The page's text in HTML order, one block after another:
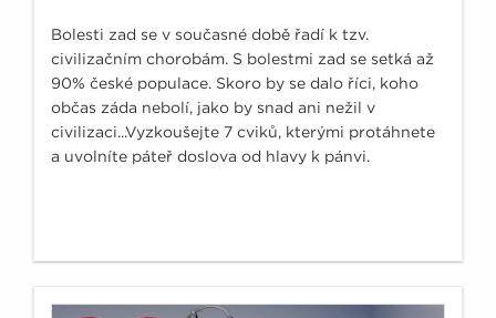
Bolesti zad se v současné době řadí k tzv.
civilizačním chorobám. S bolestmi zad se setká až
90% české populace. Skoro by se dalo říci, koho
občas záda nebolí, jako by snad ani nežil v
civilizaci...Vyzkoušejte 7 cviků, kterými protáhnete
a uvolníte páteř doslova od hlavy k pánvi.